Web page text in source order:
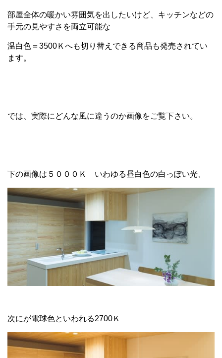
部屋全体の暖かい雰囲気を出したいけど、キッチンなどの
手元の見やすさを両立可能な
温白色＝3500Ｋへも切り替えできる商品も発売されてい
ます。
では、実際にどんな風に違うのか画像をご覧下さい。
下の画像は５０００Ｋ いわゆる昼白色の白っぽい光、
次にが電球色といわれる2700Ｋ